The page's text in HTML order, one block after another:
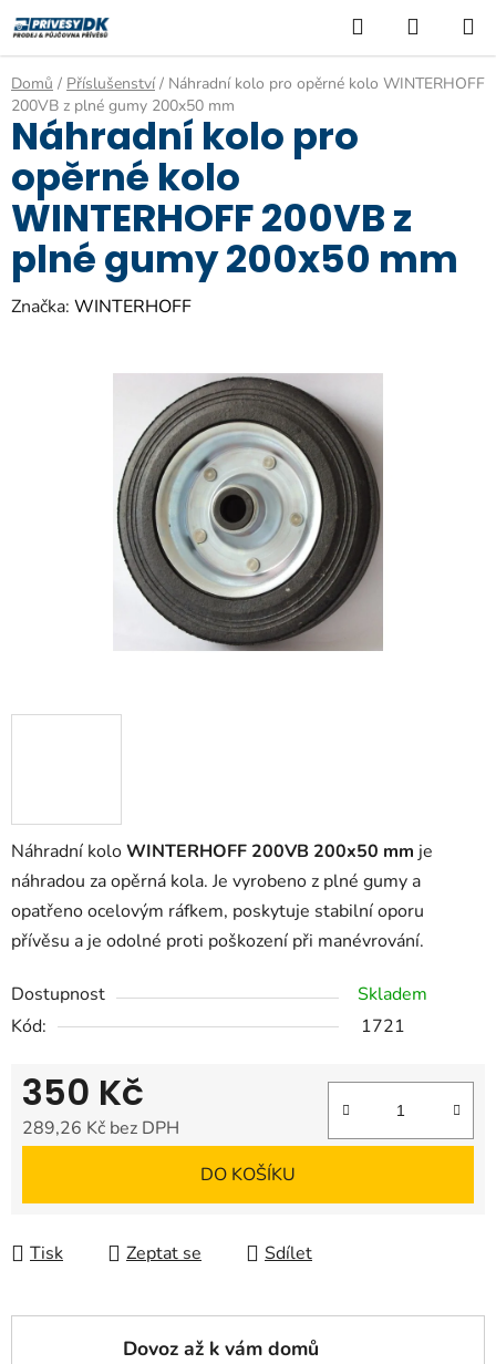
na
obsah
Hledat
KOŠÍK
Domů / Příslušenství / Náhradní kolo pro opěrné kolo WINTERHOFF
200VB z plné gumy 200x50 mm
Náhradní koloWINTERHOFF 200VB 200x50 mm je
náhradou za opěrná kola. Je vyrobeno z plné gumy a
opatřeno ocelovým ráfkem, poskytuje stabilní oporu
přívěsu a je odolné proti poškození při manévrování.
Dostupnost
Skladem
Kód:
1721
350 Kč
289,26 Kč bez DPH
DO KOŠÍKU
Tisk Zeptat se Sdílet
Náhradní kolo pro
opěrné kolo
WINTERHOFF 200VB z
plné gumy 200x50 mm
Značka: WINTERHOFF
Dovoz až k vám domů